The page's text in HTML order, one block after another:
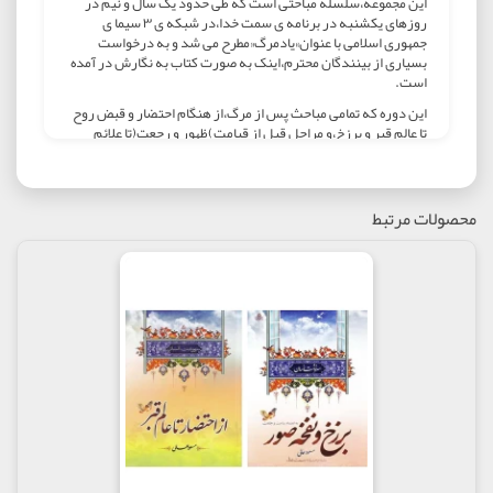
روزهای یکشنبه در برنامه ی سمت خدا،در شبکه ی ۳ سیما ی
جمهوری اسلامی با عنوان»یادمرگ«مطرح می شد و به درخواست
بسیاری از بینندگان محترم،اینک به صورت کتاب به نگارش در آمده
است.
این دوره که تمامی مباحث پس از مرگ،از هنگام احتضار و قبض روح
تا عالم قبر و برزخ،و مراحل قبل از قیامت)ظهور و رجعت(تا علائم
روایات اهل بیت علیهم السلام ،که تنها راه اطمینان بخش شناخت
جزئیات زندگی اخروی است،مطرح شده و از گریزها و نکته های
اخلاقی و خاطرات عالمان و عارفان نیز بهره فراوان برده است.امید که
خدمتی به ارتقاء و تعمیق فرهنگ دینی و پالایش جامعه ی اسلامی مان
از بخش چهل و یکم تا پنجاه و سوم در جلد چهارم این کتاب«صراط و
شفاعت» می باشد که به ترتیب عبارتند از:
بخش چهل و یکم:مواقف صراط(۱)
بخش چهل و دوم:مواقف صراط(۲)
بخش چهل و سوم:مواقف صراط(۳)
بخش چهل و چهارم:مواقف صراط،مرصاد
بخش چهل و پنجم:مواقف خمس و زکات و ...
محصولات مرتبط